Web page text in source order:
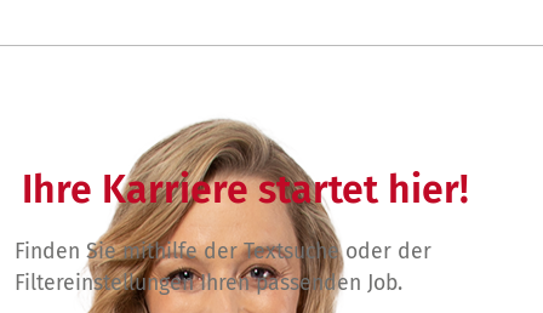
Ihre Karriere startet hier!
Finden Sie mithilfe der Textsuche oder der
Filtereinstellungen Ihren passenden Job.